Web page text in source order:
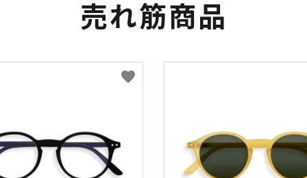
売れ筋商品
favorite